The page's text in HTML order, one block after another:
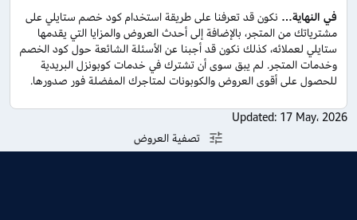
في النهاية… نكون قد تعرفنا على طريقة استخدام كود خصم ستايلي على
مشترياتك من المتجر، بالإضافة إلى أحدث العروض والمزايا التي يقدمها
ستايلي لعملائه، كذلك نكون قد أجبنا عن الأسئلة الشائعة حول كود الخصم
وخدمات المتجر. لم يبق سوى أن تشترك في خدمات كوبونزل البريدية
للحصول على أقوى العروض والكوبونات لمتاجرك المفضلة فور صدورها.
Updated: 17 May، 2026
تصفية العروض